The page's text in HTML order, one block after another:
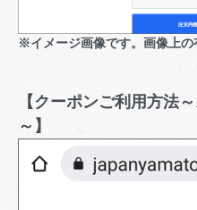
※イメージ画像です。画像上の
【クーポンご利用方法
～】